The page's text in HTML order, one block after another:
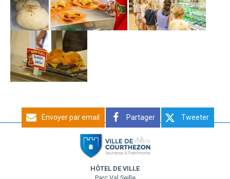
Envoyer par email Partager Tweeter
HÔTEL DE VILLE